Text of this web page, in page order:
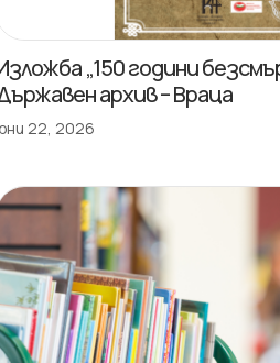
„150 години
архив – Враца
22, 2026